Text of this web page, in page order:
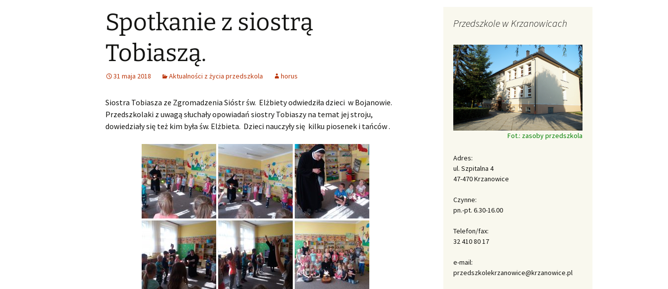
Spotkanie z siostrą
Tobiaszą.
31 maja 2018 Aktualności z życia przedszkola horus
Siostra Tobiasza ze Zgromadzenia Sióstr św. Elżbiety odwiedziła dzieci w Bojanowie.
Przedszkolaki z uwagą słuchały opowiadań siostry Tobiaszy na temat jej stroju,
dowiedziały się też kim była św. Elżbieta. Dzieci nauczyły się kilku piosenek i tańców .
Przedszkole w Krzanowicach
Fot.: zasoby przedszkola
Adres:
ul. Szpitalna 4
47-470 Krzanowice
Czynne:
pn.-pt. 6.30-16.00
Telefon/fax:
32 410 80 17
e-mail:
przedszkolekrzanowice@krzanowice.pl